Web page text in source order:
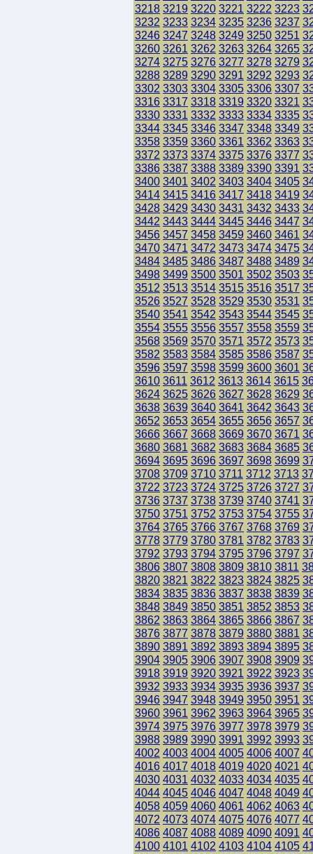
3218 3219 3220 3221 3222 3223
3232 3233 3234 3235 3236 3237
3246 3247 3248 3249 3250 3251
3260 3261 3262 3263 3264 3265
3274 3275 3276 3277 3278 3279
3288 3289 3290 3291 3292 3293
3302 3303 3304 3305 3306 3307
3316 3317 3318 3319 3320 3321
3330 3331 3332 3333 3334 3335
3344 3345 3346 3347 3348 3349
3358 3359 3360 3361 3362 3363
3372 3373 3374 3375 3376 3377
3386 3387 3388 3389 3390 3391
3400 3401 3402 3403 3404 3405
3414 3415 3416 3417 3418 3419
3428 3429 3430 3431 3432 3433
3442 3443 3444 3445 3446 3447
3456 3457 3458 3459 3460 3461
3470 3471 3472 3473 3474 3475
3484 3485 3486 3487 3488 3489
3498 3499 3500 3501 3502 3503
3512 3513 3514 3515 3516 3517
3526 3527 3528 3529 3530 3531
3540 3541 3542 3543 3544 3545
3554 3555 3556 3557 3558 3559
3568 3569 3570 3571 3572 3573
3582 3583 3584 3585 3586 3587
3596 3597 3598 3599 3600 3601
3610 3611 3612 3613 3614 3615
3624 3625 3626 3627 3628 3629
3638 3639 3640 3641 3642 3643
3652 3653 3654 3655 3656 3657
3666 3667 3668 3669 3670 3671
3680 3681 3682 3683 3684 3685
3694 3695 3696 3697 3698 3699
3708 3709 3710 3711 3712 3713
3722 3723 3724 3725 3726 3727
3736 3737 3738 3739 3740 3741
3750 3751 3752 3753 3754 3755
3764 3765 3766 3767 3768 3769
3778 3779 3780 3781 3782 3783
3792 3793 3794 3795 3796 3797
3806 3807 3808 3809 3810 3811
3820 3821 3822 3823 3824 3825
3834 3835 3836 3837 3838 3839
3848 3849 3850 3851 3852 3853
3862 3863 3864 3865 3866 3867
3876 3877 3878 3879 3880 3881
3890 3891 3892 3893 3894 3895
3904 3905 3906 3907 3908 3909
3918 3919 3920 3921 3922 3923
3932 3933 3934 3935 3936 3937
3946 3947 3948 3949 3950 3951
3960 3961 3962 3963 3964 3965
3974 3975 3976 3977 3978 3979
3988 3989 3990 3991 3992 3993
4002 4003 4004 4005 4006 4007
4016 4017 4018 4019 4020 4021
4030 4031 4032 4033 4034 4035
4044 4045 4046 4047 4048 4049
4058 4059 4060 4061 4062 4063
4072 4073 4074 4075 4076 4077
4086 4087 4088 4089 4090 4091
4100 4101 4102 4103 4104 4105